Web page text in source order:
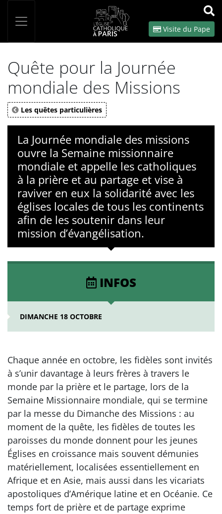
OK
Visite du Pape
Quête pour la Journée
mondiale des Missions
Les quêtes particulières
La Journée mondiale des missions
ouvre la Semaine missionnaire
mondiale et appelle les catholiques
à la prière et au partage et vise à
raviver en eux la solidarité avec les
églises locales de tous les continents
afin de les soutenir dans leur
mission d’évangélisation.
INFOS
DIMANCHE 18 OCTOBRE
Chaque année en octobre, les fidèles sont invités
à s’unir davantage à leurs frères à travers le
monde par la prière et le partage, lors de la
Semaine Missionnaire mondiale, qui se termine
par la messe du Dimanche des Missions : au
moment de la quête, les fidèles de toutes les
paroisses du monde donnent pour les jeunes
Églises en croissance mais souvent démunies
matériellement, localisées essentiellement en
Afrique et en Asie, mais aussi dans les vicariats
apostoliques d’Amérique latine et en Océanie. Ce
temps fort de prière et de partage exprime
Panneau de gestion des cookies